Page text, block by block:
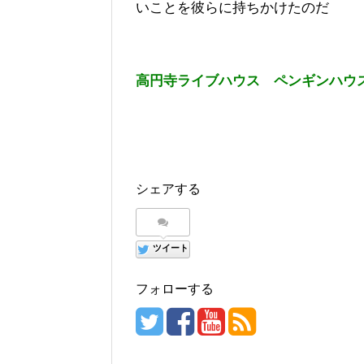
いことを彼らに持ちかけたのだ
高円寺ライブハウス ペンギンハウ
シェアする
ツイート
フォローする